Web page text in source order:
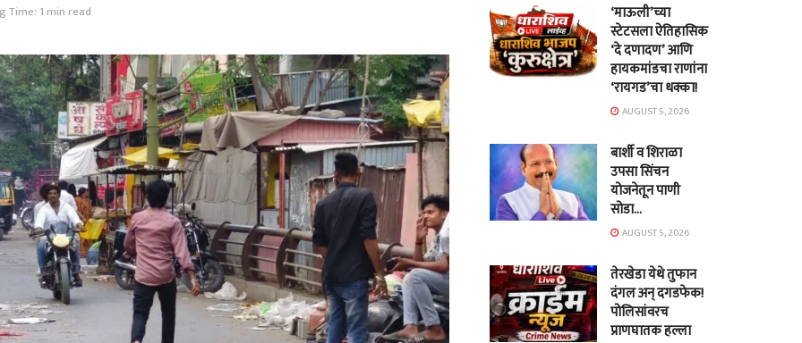
Time: 1 min read
‘माऊली’च्या
स्टेटसला ऐतिहासिक
‘दे दणादण’ आणि
हायकमांडचा राणांना
‘रायगड’चा धक्का!
AUGUST 5, 2026
बार्शी व शिराळा
उपसा सिंचन
योजनेतून पाणी
सोडा…
AUGUST 5, 2026
तेरखेडा येथे तुफान
दंगल अन् दगडफेक!
पोलिसांवरच
प्राणघातक हल्ला